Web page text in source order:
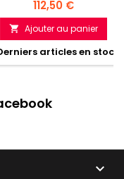
Prix
112,50 €
 Ajouter au panier
articles en stock
